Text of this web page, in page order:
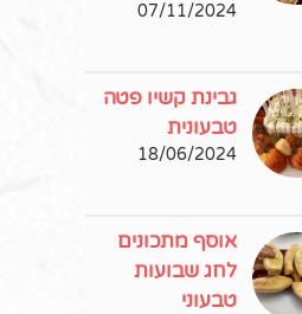
07/11/2024
גבינת קשיו פטה
טבעונית
18/06/2024
אוסף מתכונים
לחג שבועות
טבעוני